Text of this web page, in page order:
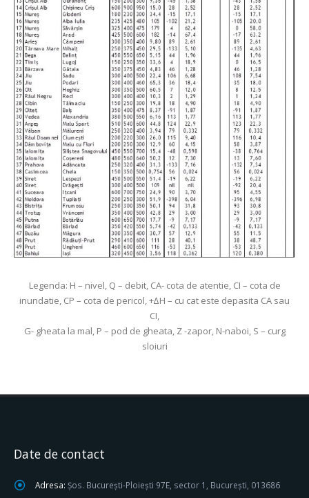
Legenda: H – nivel, Q – debit, CA- cota de atentie, CI – cota de
inundatie, CP – cota de pericol, +∆H – cu cat este depasita CA sau
CI,
G- gheata la mal, P – pod de gheata, Z -zapor, N-naboi, S – curg
sloiuri
Date de contact
Adresa: Șos. București-Ploiești 97E, sector 1, București, 013686